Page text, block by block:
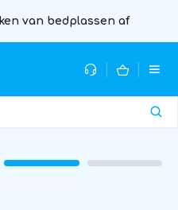
van bedplassen af